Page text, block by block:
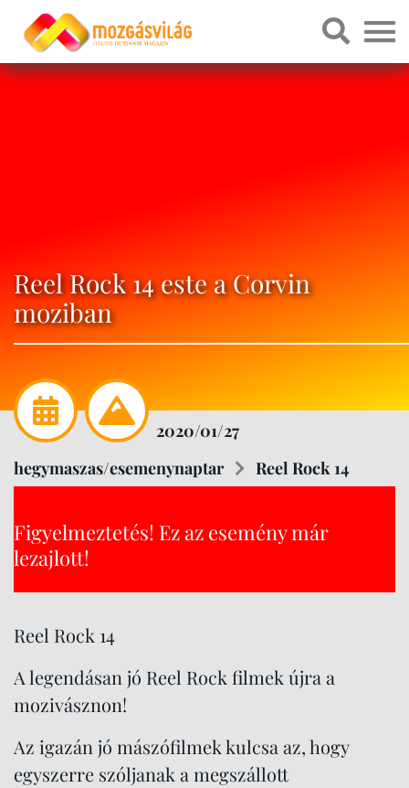
Reel Rock 14 este a Corvin
moziban
2020/01/27
hegymaszas/esemenynaptar
Reel Rock 14
Figyelmeztetés! Ez az esemény már
lezajlott!
Reel Rock 14
A legendásan jó Reel Rock filmek újra a
mozivásznon!
Az igazán jó mászófilmek kulcsa az, hogy
egyszerre szóljanak a megszállott